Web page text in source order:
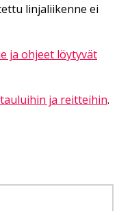
linjaliikenne ei
ja ohjeet löytyvät
ja reitteihin.